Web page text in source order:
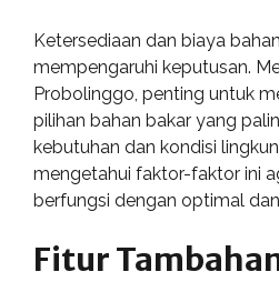
Ketersediaan dan biaya
mempengaruhi keputusan.
Probolinggo, penting untuk
pilihan bahan bakar yang
kebutuhan dan kondisi
mengetahui faktor-faktor ini
berfungsi dengan optimal
Fitur